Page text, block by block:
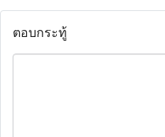
ตอบกระทู้